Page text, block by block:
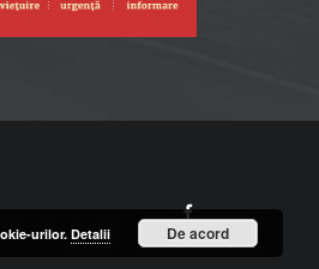
Facebook
urilor.Detalii De acord